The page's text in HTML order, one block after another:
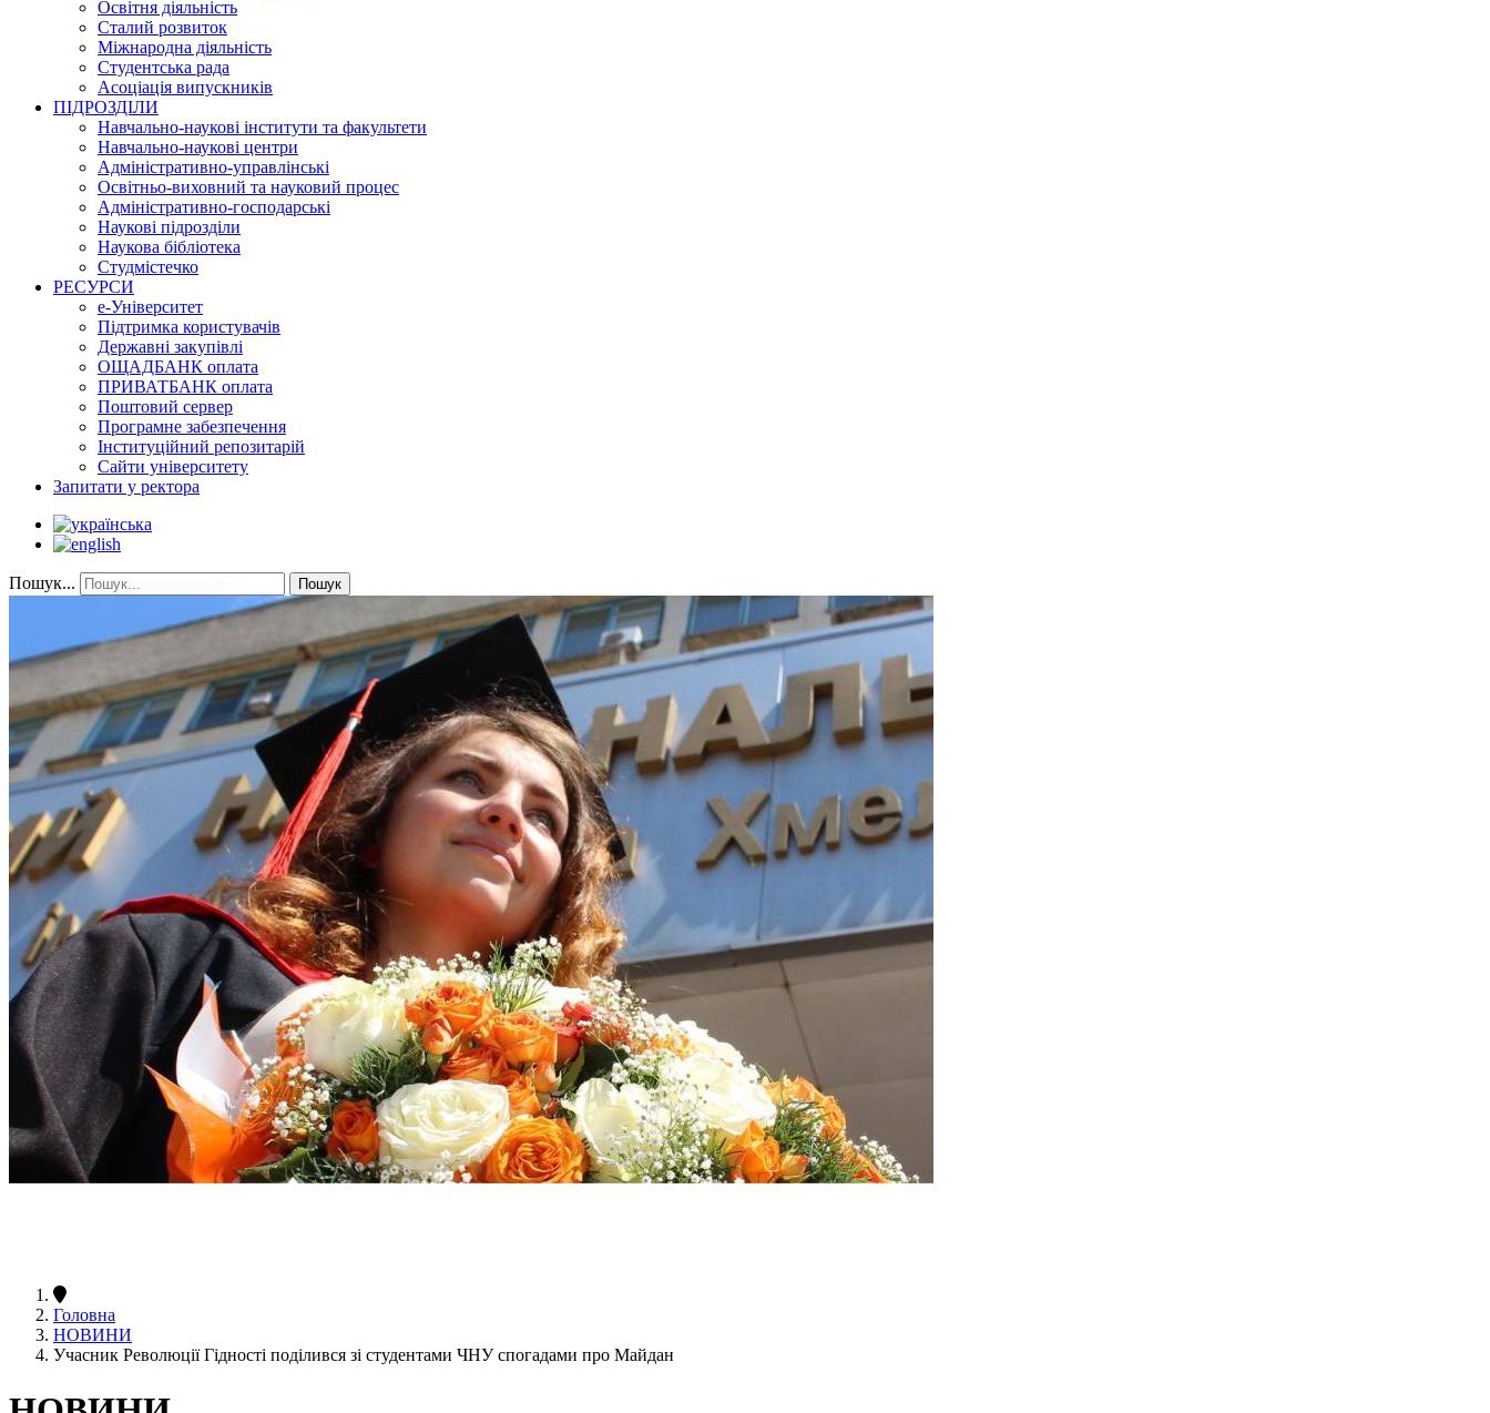
Освітня діяльність
Сталий розвиток
Міжнародна діяльність
Студентська рада
Асоціація випускників
ПІДРОЗДІЛИ
Навчально-наукові інститути та факультети
Навчально-наукові центри
Адміністративно-управлінські
Освітньо-виховний та науковий процес
Адміністративно-господарські
Наукові підрозділи
Наукова бібліотека
Студмістечко
РЕСУРСИ
е-Університет
Підтримка користувачів
Державні закупівлі
ОЩАДБАНК оплата
ПРИВАТБАНК оплата
Поштовий сервер
Програмне забезпечення
Інституційний репозитарій
Сайти університету
Запитати у ректора
Пошук... Пошук
Головна
НОВИНИ
Учасник Революції Гідності поділився зі студентами ЧНУ спогадами про Майдан